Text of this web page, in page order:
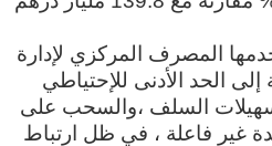
المصرف المركزي لإدارة
الحد الأدنى للإحتياطي
السلف ،والسحب على
غير فاعلة ، في ظل ارتباط